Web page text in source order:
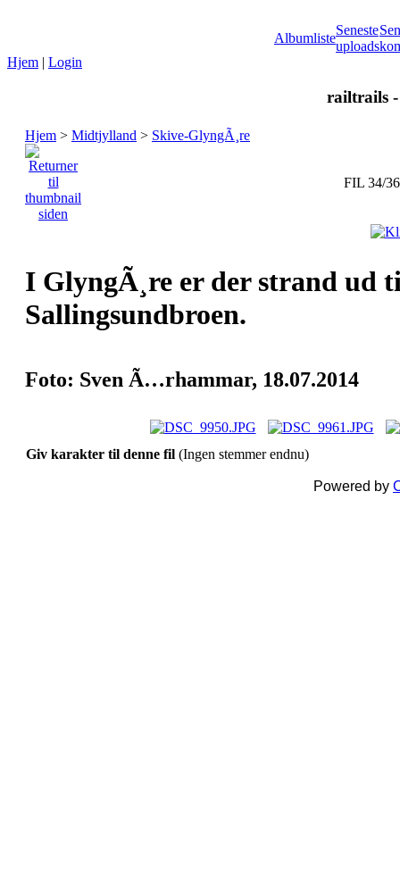
Albumliste
Seneste
uploads
Hjem | Login
railtrails
Hjem > Midtjylland > Skive-GlyngÃ¸re
FIL 34/36
I GlyngÃ¸re er der strand
Sallingsundbroen.
Foto: Sven Ã…rhammar, 18.07.2014
Giv karakter til denne fil (Ingen stemmer endnu)
Powered by